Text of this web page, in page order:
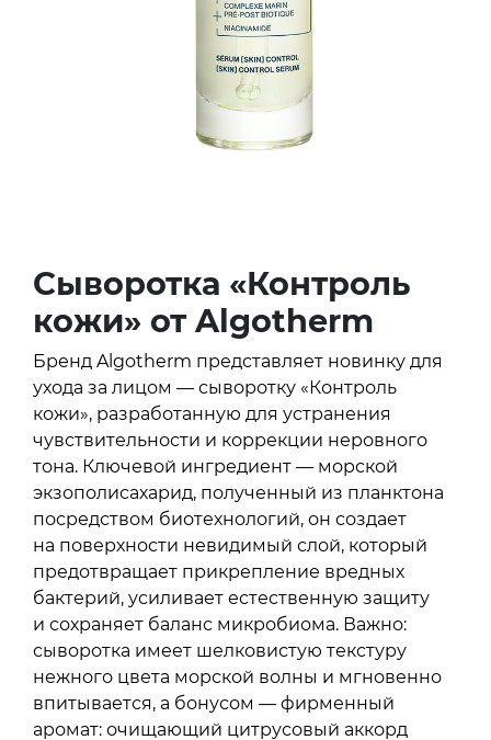
Сыворотка «Контроль
кожи» от Algotherm
Бренд Algotherm представляет новинку для
ухода за лицом — сыворотку «Контроль
кожи», разработанную для устранения
чувствительности и коррекции неровного
тона. Ключевой ингредиент — морской
экзополисахарид, полученный из планктона
посредством биотехнологий, он создает
на поверхности невидимый слой, который
предотвращает прикрепление вредных
бактерий, усиливает естественную защиту
и сохраняет баланс микробиома. Важно:
сыворотка имеет шелковистую текстуру
нежного цвета морской волны и мгновенно
впитывается, а бонусом — фирменный
аромат: очищающий цитрусовый аккорд